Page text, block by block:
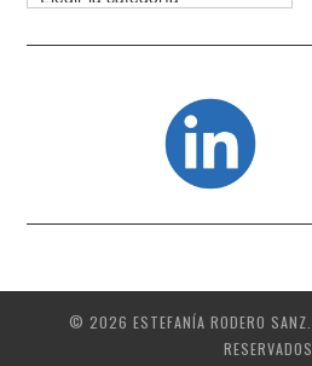
© 2026 ESTEFANÍA RODERO SANZ.
RESERVADOS.